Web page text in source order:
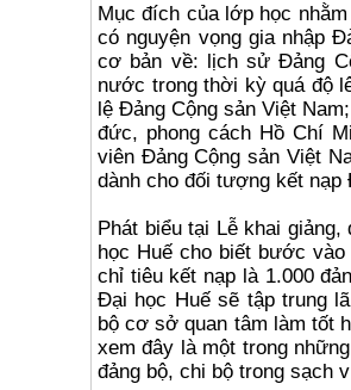
Mục đích của lớp học
có nguyện vọng gia nhập
cơ bản về: lịch sử Đảng
nước trong thời kỳ quá độ
lệ Đảng Cộng sản Việt
đức, phong cách Hồ Chí
viên Đảng Cộng sản Việt
dành cho đối tượng kết nạp
Phát biểu tại Lễ khai
học Huế cho biết bước
chỉ tiêu kết nạp là 1.000
Đại học Huế sẽ tập trung
bộ cơ sở quan tâm làm tốt
xem đây là một trong
đảng bộ, chi bộ trong sạch